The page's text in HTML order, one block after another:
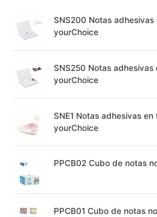
SNS200 Notas
yourChoice
SNS250 Notas
yourChoice
SNE1 Notas adhesivas
yourChoice
PPCB02 Cubo de notas
PPCB01 Cubo de notas